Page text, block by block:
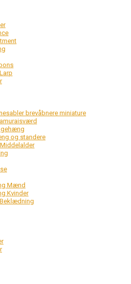
brevåbnere miniature
og standere
Mænd
Kvinder